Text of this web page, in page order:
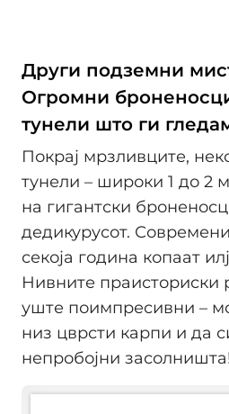
Други подземни
Огромни
тунели што ги
Покрај мрзливците,
тунели – широки 1 до 2
на гигантски
дедикурусот.
секоја година копаат
Нивните праисториски
уште поимпресивни –
низ цврсти карпи и да
непробојни